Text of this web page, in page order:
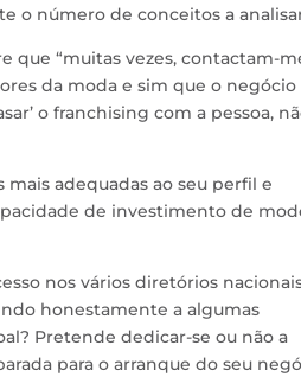
o número de conceitos a
que “muitas vezes, contactam-
da moda e sim que o negócio
o franchising com a pessoa,
adequadas ao seu perfil e
de investimento de
nos vários diretórios
honestamente a algumas
Pretende dedicar-se ou não a
para o arranque do seu